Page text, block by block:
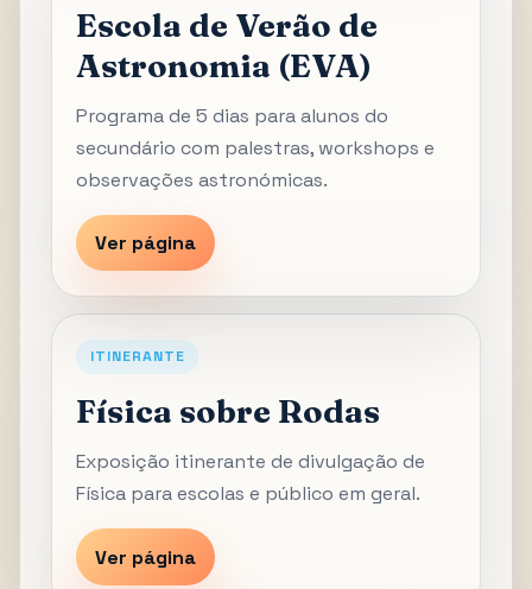
Escola de Verão de
Astronomia (EVA)
Programa de 5 dias para alunos do
secundário com palestras, workshops e
observações astronómicas.
Ver página
ITINERANTE
Física sobre Rodas
Exposição itinerante de divulgação de
Física para escolas e público em geral.
Ver página